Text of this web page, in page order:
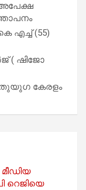
എച്ച് (55)
( ഷിജോ
കേരളം
റെജിയെ